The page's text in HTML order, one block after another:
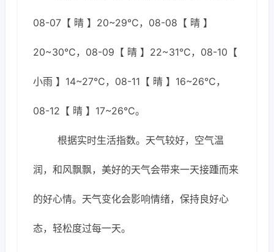
08-07【 晴 】20~29℃，08-08【 晴 】
20~30℃，08-09【 晴 】22~31℃，08-10【
小雨 】14~27℃，08-11【 晴 】16~26℃，
08-12【 晴 】17~26℃。
根据实时生活指数。天气较好，空气温
润，和风飘飘，美好的天气会带来一天接踵而来
的好心情。天气变化会影响情绪，保持良好心
态，轻松度过每一天。